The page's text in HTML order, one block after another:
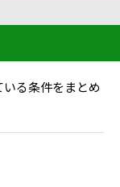
る条件をまとめ